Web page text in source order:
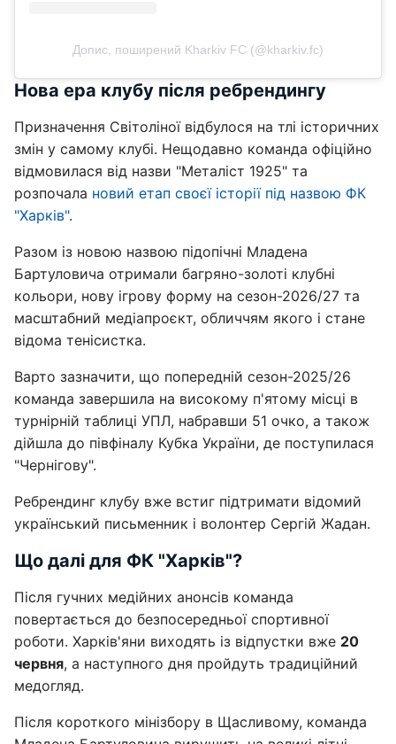
Допис, поширений Kharkiv FC (@kharkiv.fc)
Нова ера клубу після ребрендингу
Призначення Світоліної відбулося на тлі історичних
змін у самому клубі. Нещодавно команда офіційно
відмовилася від назви "Металіст 1925" та
розпочала новий етап своєї історії під назвою ФК
"Харків".
Разом із новою назвою підопічні Младена
Бартуловича отримали багряно-золоті клубні
кольори, нову ігрову форму на сезон-2026/27 та
масштабний медіапроєкт, обличчям якого і стане
відома тенісистка.
Варто зазначити, що попередній сезон-2025/26
команда завершила на високому п'ятому місці в
турнірній таблиці УПЛ, набравши 51 очко, а також
дійшла до півфіналу Кубка України, де поступилася
"Чернігову".
Ребрендинг клубу вже встиг підтримати відомий
український письменник і волонтер Сергій Жадан.
Що далі для ФК "Харків"?
Після гучних медійних анонсів команда
повертається до безпосередньої спортивної
роботи. Харків'яни виходять із відпустки вже 20
червня, а наступного дня пройдуть традиційний
медогляд.
Після короткого мінізбору в Щасливому, команда